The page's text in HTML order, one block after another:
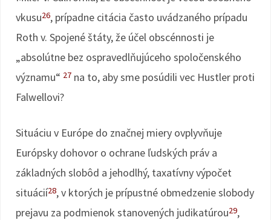
vkusu26, prípadne citácia často uvádzaného prípadu
Roth v. Spojené štáty, že účel obscénnosti je
„absolútne bez ospravedlňujúceho spoločenského
významu“ 27 na to, aby sme posúdili vec Hustler proti
Falwellovi?
Situáciu v Európe do značnej miery ovplyvňuje
Európsky dohovor o ochrane ľudských práv a
základných slobôd a jehodlhý, taxatívny výpočet
situácií28, v ktorých je prípustné obmedzenie slobody
prejavu za podmienok stanovených judikatúrou29,